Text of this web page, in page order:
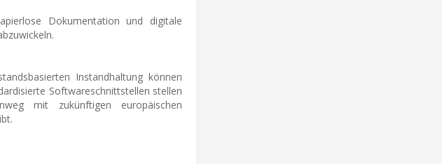
Dokumentation und digitale
Instandhaltung können
Softwareschnittstellen stellen
mit zukünftigen europäischen